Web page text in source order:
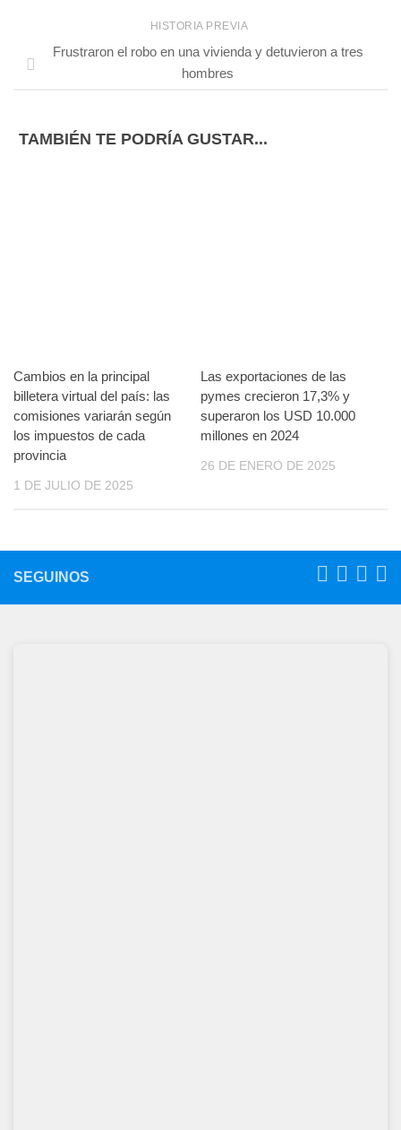
HISTORIA PREVIA
Frustraron el robo en una vivienda y detuvieron a tres
hombres
TAMBIÉN TE PODRÍA GUSTAR...
Cambios en la principal
billetera virtual del país: las
comisiones variarán según
los impuestos de cada
provincia
1 DE JULIO DE 2025
Las exportaciones de las
pymes crecieron 17,3% y
superaron los USD 10.000
millones en 2024
26 DE ENERO DE 2025
SEGUINOS